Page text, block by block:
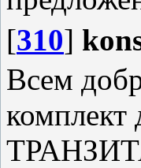
[310]
Всем